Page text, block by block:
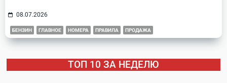
08.07.2026
БЕНЗИН ГЛАВНОЕ НОМЕРА ПРАВИЛА ПРОДАЖА
ТОП 10 ЗА НЕДЕЛЮ